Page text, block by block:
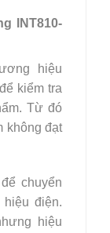
INT810-
hiệu
kiểm tra
Từ đó
không đạt
chuyển
điện.
hiệu